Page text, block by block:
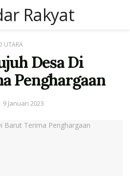
UTARA
Desa Di
Penghargaan
9 Januari 2023